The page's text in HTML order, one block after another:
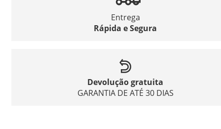
Entrega
Rápida e Segura
Devolução gratuita
GARANTIA DE ATÉ 30 DIAS